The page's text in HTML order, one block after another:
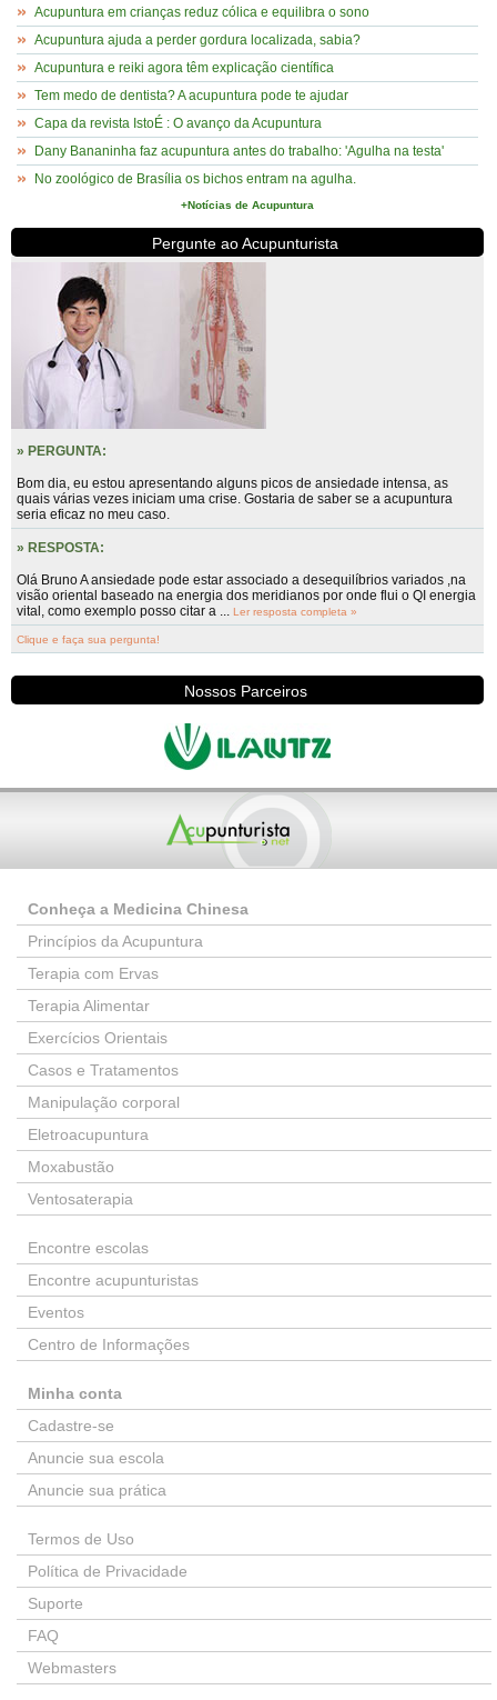
Acupuntura em crianças reduz cólica e equilibra o sono
Acupuntura ajuda a perder gordura localizada, sabia?
Acupuntura e reiki agora têm explicação científica
Tem medo de dentista? A acupuntura pode te ajudar
Capa da revista IstoÉ : O avanço da Acupuntura
Dany Bananinha faz acupuntura antes do trabalho: 'Agulha na testa'
No zoológico de Brasília os bichos entram na agulha.
+Notícias de Acupuntura
Pergunte ao Acupunturista
» PERGUNTA:
Bom dia, eu estou apresentando alguns picos de ansiedade intensa, as
quais várias vezes iniciam uma crise. Gostaria de saber se a acupuntura
seria eficaz no meu caso.
» RESPOSTA:
Olá Bruno A ansiedade pode estar associado a desequilíbrios variados ,na
visão oriental baseado na energia dos meridianos por onde flui o QI energia
vital, como exemplo posso citar a ... Ler resposta completa »
Clique e faça sua pergunta!
Nossos Parceiros
Conheça a Medicina Chinesa
Princípios da Acupuntura
Terapia com Ervas
Terapia Alimentar
Exercícios Orientais
Casos e Tratamentos
Manipulação corporal
Eletroacupuntura
Moxabustão
Ventosaterapia
Encontre escolas
Encontre acupunturistas
Eventos
Centro de Informações
Minha conta
Cadastre-se
Anuncie sua escola
Anuncie sua prática
Termos de Uso
Política de Privacidade
Suporte
FAQ
Webmasters